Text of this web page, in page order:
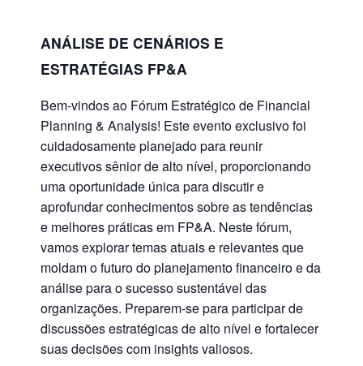
ANÁLISE DE CENÁRIOS E
ESTRATÉGIAS FP&A
Bem-vindos ao Fórum Estratégico de Financial
Planning & Analysis! Este evento exclusivo foi
cuidadosamente planejado para reunir
executivos sênior de alto nível, proporcionando
uma oportunidade única para discutir e
aprofundar conhecimentos sobre as tendências
e melhores práticas em FP&A. Neste fórum,
vamos explorar temas atuais e relevantes que
moldam o futuro do planejamento financeiro e da
análise para o sucesso sustentável das
organizações. Preparem-se para participar de
discussões estratégicas de alto nível e fortalecer
suas decisões com insights valiosos.